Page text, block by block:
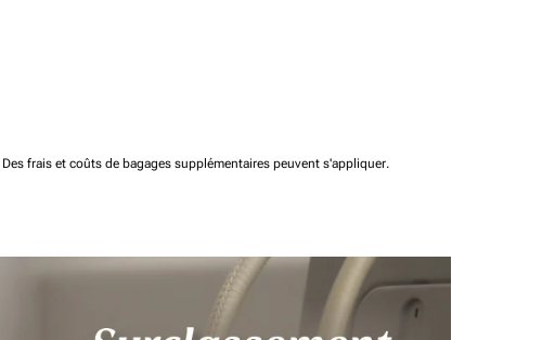
Des frais et coûts de bagages supplémentaires peuvent s'appliquer.